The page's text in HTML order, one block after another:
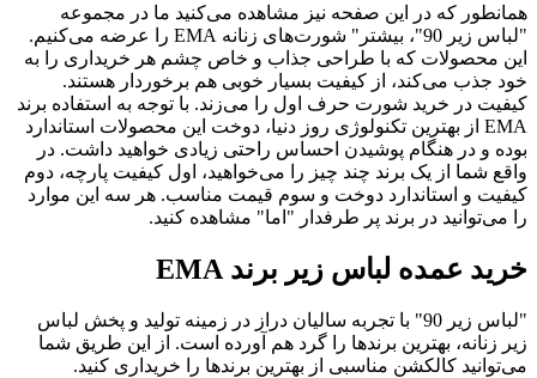
همانطور که در این صفحه نیز مشاهده می‌کنید ما در مجموعه
"لباس زیر 90"، بیشتر" شورت‌های زنانه EMA را عرضه می‌کنیم.
این محصولات که با طراحی جذاب و خاص چشم هر خریداری را به
خود جذب می‌کند، از کیفیت بسیار خوبی هم برخوردار هستند.
کیفیت در خرید شورت حرف اول را می‌زند. با توجه به استفاده برند
EMA از بهترین تکنولوژی روز دنیا، دوخت این محصولات استاندارد
بوده و در هنگام پوشیدن احساس راحتی زیادی خواهید داشت. در
واقع شما از یک برند چند چیز را می‌خواهید، اول کیفیت پارچه، دوم
کیفیت و استاندارد دوخت و سوم قیمت مناسب. هر سه این موارد
را می‌توانید در برند پر طرفدار "اما" مشاهده کنید.
خرید عمده لباس زیر برند EMA
"لباس زیر 90" با تجربه سالیان دراز در زمینه تولید و پخش لباس
زیر زنانه، بهترین برندها را گرد هم آورده است. از این طریق شما
می‌توانید کالکشن مناسبی از بهترین برندها را خریداری کنید.